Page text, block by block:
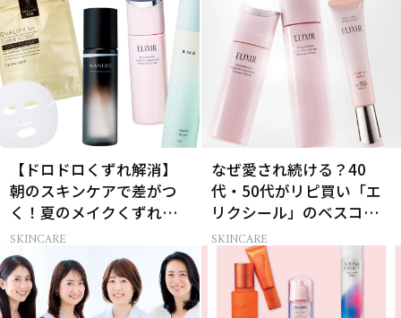
【ドロドロくずれ解消】
朝のスキンケアで差がつ
く！夏のメイクくずれ防
止術
SKINCARE
なぜ愛され続ける？40
代・50代がリピ買い「エ
リクシール」のベスコス
受賞名品3選
SKINCARE